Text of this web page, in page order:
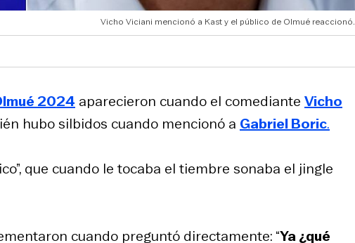
Vicho Viciani mencionó a Kast y el público de Olmué reaccionó.
2024 aparecieron cuando el comediante Vicho
hubo silbidos cuando mencionó a Gabriel Boric.
que cuando le tocaba el tiembre sonaba el jingle
cuando preguntó directamente: “Ya ¿qué